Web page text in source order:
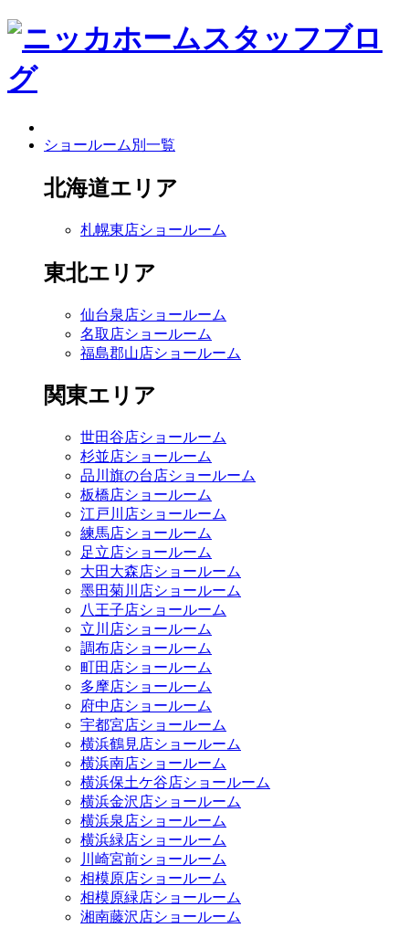
ショールーム別一覧
北海道エリア
札幌東店ショールーム
東北エリア
仙台泉店ショールーム
名取店ショールーム
福島郡山店ショールーム
関東エリア
世田谷店ショールーム
杉並店ショールーム
品川旗の台店ショールーム
板橋店ショールーム
江戸川店ショールーム
練馬店ショールーム
足立店ショールーム
大田大森店ショールーム
墨田菊川店ショールーム
八王子店ショールーム
立川店ショールーム
調布店ショールーム
町田店ショールーム
多摩店ショールーム
府中店ショールーム
宇都宮店ショールーム
横浜鶴見店ショールーム
横浜南店ショールーム
横浜保土ケ谷店ショールーム
横浜金沢店ショールーム
横浜泉店ショールーム
横浜緑店ショールーム
川崎宮前ショールーム
相模原店ショールーム
相模原緑店ショールーム
湘南藤沢店ショールーム